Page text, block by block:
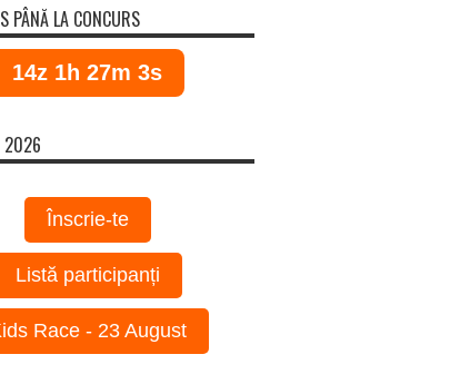
PÂNĂ LA CONCURS
14z 1h 27m 3s
2026
Înscrie-te
Listă participanți
Race - 23 August